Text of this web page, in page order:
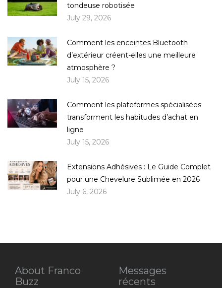
tondeuse robotisée
July 29, 2026
Comment les enceintes Bluetooth
d’extérieur créent-elles une meilleure
atmosphère ?
July 15, 2026
Comment les plateformes spécialisées
transforment les habitudes d’achat en
ligne
July 15, 2026
Extensions Adhésives : Le Guide Complet
pour une Chevelure Sublimée en 2026
July 6, 2026
About Franco
Buzz
Messages
récents